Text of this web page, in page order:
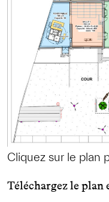
Cliquez sur le plan
Téléchargez le plan